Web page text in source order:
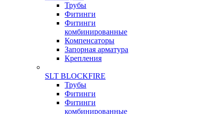
Трубы
Фитинги
Фитинги
комбинированные
Компенсаторы
Запорная арматура
Крепления
SLT BLOCKFIRE
Трубы
Фитинги
Фитинги
комбинированные